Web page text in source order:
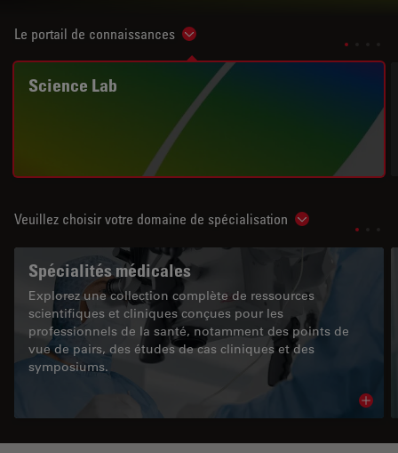
Le portail de connaissances Show subnavigation
Science Lab
Veuillez choisir votre domaine de spécialisation Show
Spécialités médicales
Explorez une collection complète de ressources
scientifiques et cliniques conçues pour les
professionnels de la santé, notamment des points de
vue de pairs, des études de cas cliniques et des
symposiums.